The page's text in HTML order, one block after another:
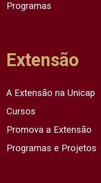
Programas
Extensão
A Extensão na Unicap
Cursos
Promova a Extensão
Programas e Projetos